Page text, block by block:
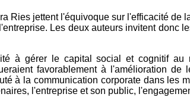
Ries jettent l'équivoque sur l'efficacité de
Les deux auteurs invitent donc
à gérer le capital social et cognitif
favorablement à l'amélioration
à la communication corporate dans les
l'entreprise et son public,